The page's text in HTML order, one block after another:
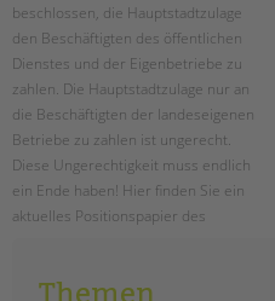
Impressum
Datenschutz
Hinweisgebersystem
Intranet
beschlossen, die Hauptstadtzulage
den Beschäftigten des öffentlichen
Dienstes und der Eigenbetriebe zu
zahlen. Die Hauptstadtzulage nur an
die Beschäftigten der landeseigenen
Betriebe zu zahlen ist ungerecht.
Diese Ungerechtigkeit muss endlich
ein Ende haben! Hier finden Sie ein
aktuelles Positionspapier des
für alle!Themen